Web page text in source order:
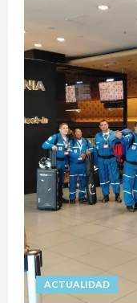
ACTUALIDAD